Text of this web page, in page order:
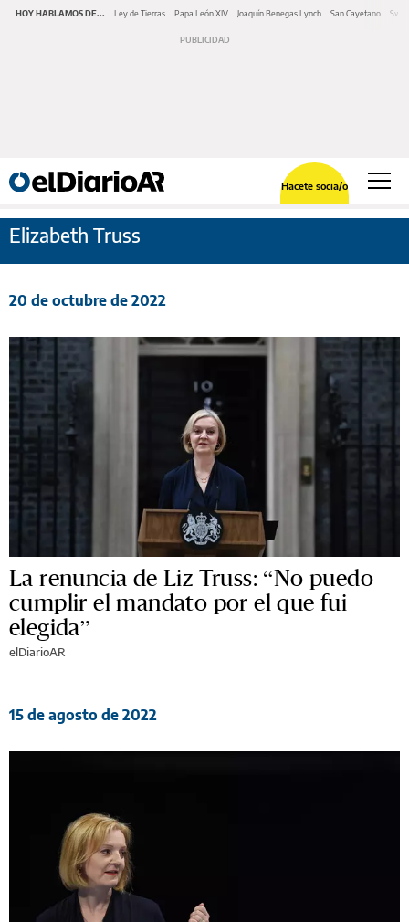
HOY HABLAMOS DE... Ley de Tierras Papa León XIV Joaquín Benegas Lynch San Cayetano
Hacete socia/o
Elizabeth Truss
20 de octubre de 2022
La renuncia de Liz Truss: “No puedo
cumplir el mandato por el que fui
elegida”
elDiarioAR
15 de agosto de 2022